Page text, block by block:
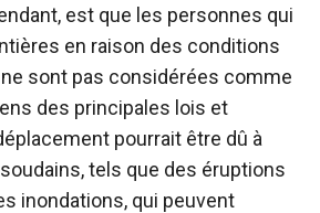
est que les personnes qui
en raison des conditions
sont pas considérées comme
des principales lois et
pourrait être dû à
tels que des éruptions
inondations, qui peuvent